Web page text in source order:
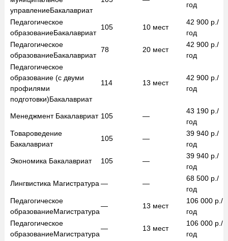
управлениеБакалавриат
год
Педагогическое
образованиеБакалавриат
105 10 мест
42 900 р./
год
Педагогическое
образованиеБакалавриат
78 20 мест
42 900 р./
год
Педагогическое
образование (с двуми
профилями
подготовки)Бакалавриат
114 13 мест
42 900 р./
год
Менеджмент Бакалавриат 105 —
43 190 р./
год
Товароведение
Бакалавриат
105 —
39 940 р./
год
Экономика Бакалавриат 105 —
39 940 р./
год
Лингвистика Магистратура — —
68 500 р./
год
Педагогическое
образованиеМагистратура
— 13 мест
106 000 р./
год
Педагогическое
образованиеМагистратура
— 13 мест
106 000 р./
год